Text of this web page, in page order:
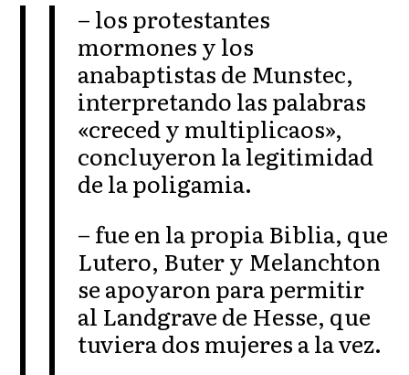
– los protestantes
mormones y los
anabaptistas de Munstec,
interpretando las palabras
«creced y multiplicaos»,
concluyeron la legitimidad
de la poligamia.
– fue en la propia Biblia, que
Lutero, Buter y Melanchton
se apoyaron para permitir
al Landgrave de Hesse, que
tuviera dos mujeres a la vez.